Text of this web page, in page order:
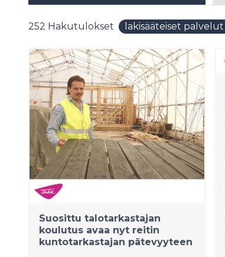
252 Hakutulokset lakisääteiset palvelut
Suosittu talotarkastajan
koulutus avaa nyt reitin
kuntotarkastajan pätevyyteen